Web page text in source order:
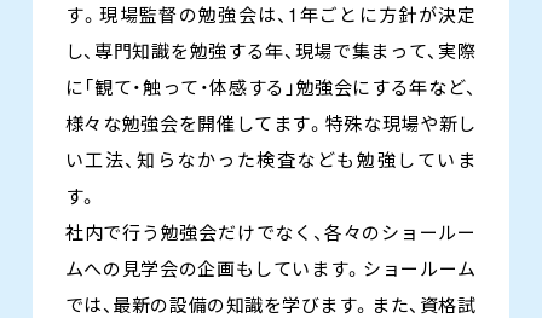
す。現場監督の勉強会は、1年ごとに方針が決定
し、専門知識を勉強する年、現場で集まって、実際
に「観て・触って・体感する」勉強会にする年など、
様々な勉強会を開催してます。特殊な現場や新し
い工法、知らなかった検査なども勉強していま
す。
社内で行う勉強会だけでなく、各々のショールー
ムへの見学会の企画もしています。ショールーム
では、最新の設備の知識を学びます。また、資格試